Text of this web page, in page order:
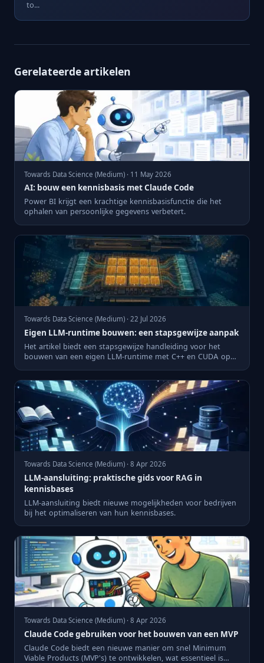
to...
Gerelateerde artikelen
Towards Data Science (Medium) · 11 May 2026
AI: bouw een kennisbasis met Claude Code
Power BI krijgt een krachtige kennisbasisfunctie die het
ophalen van persoonlijke gegevens verbetert.
Towards Data Science (Medium) · 22 Jul 2026
Eigen LLM-runtime bouwen: een stapsgewijze aanpak
Het artikel biedt een stapsgewijze handleiding voor het
bouwen van een eigen LLM-runtime met C++ en CUDA op
Towards Data Science (Medium) · 8 Apr 2026
LLM-aansluiting: praktische gids voor RAG in
kennisbases
LLM-aansluiting biedt nieuwe mogelijkheden voor bedrijven
bij het optimaliseren van hun kennisbases.
Towards Data Science (Medium) · 8 Apr 2026
Claude Code gebruiken voor het bouwen van een MVP
Claude Code biedt een nieuwe manier om snel Minimum
Viable Products (MVP's) te ontwikkelen, wat essentieel is